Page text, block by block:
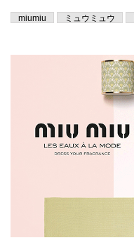
miumiu ミュウミュウ